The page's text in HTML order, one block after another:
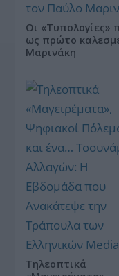
Οι «Τυπολογίες»
ως πρώτο
Μαρινάκη
Τηλεοπτικά